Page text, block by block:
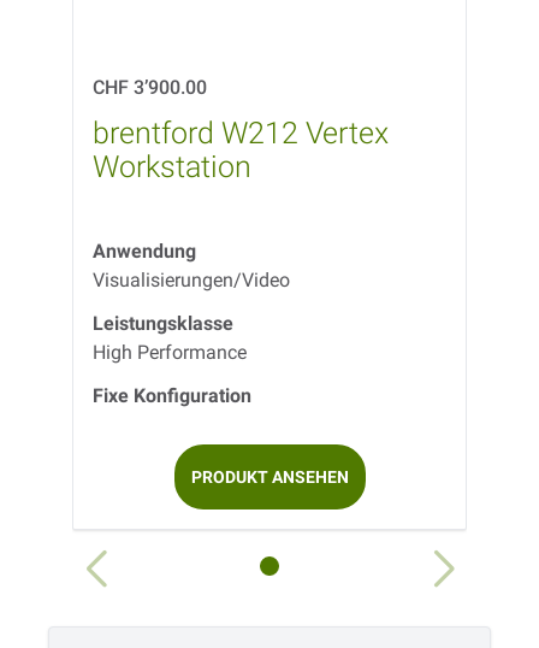
CHF 3’900.00
brentford W212 Vertex
Workstation
Anwendung
Visualisierungen/Video
Leistungsklasse
High Performance
Fixe Konfiguration
PRODUKT ANSEHEN